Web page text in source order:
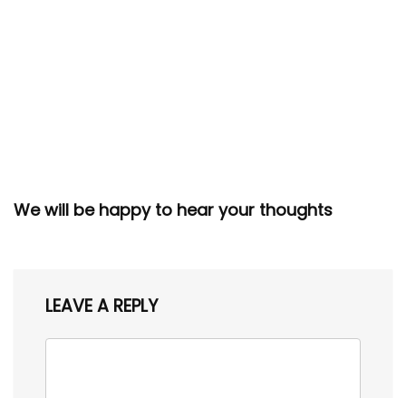
We will be happy to hear your thoughts
LEAVE A REPLY